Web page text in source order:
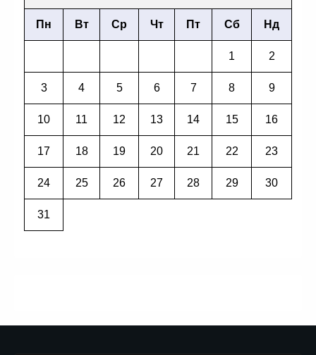
Пн Вт Ср Чт Пт Сб Нд
1 2
3 4 5 6 7 8 9
10 11 12 13 14 15 16
17 18 19 20 21 22 23
24 25 26 27 28 29 30
31